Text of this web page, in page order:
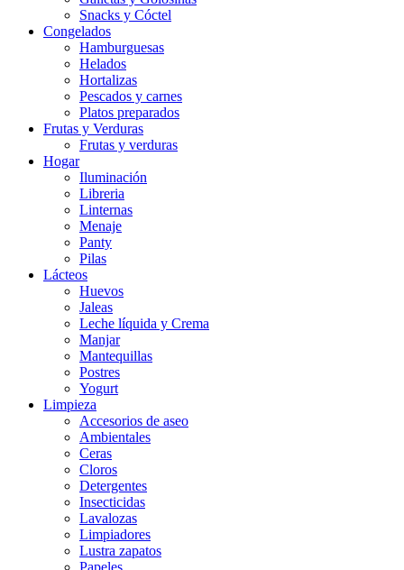
Snacks y Cóctel
Congelados
Hamburguesas
Helados
Hortalizas
Pescados y carnes
Platos preparados
Frutas y Verduras
Frutas y verduras
Hogar
Iluminación
Libreria
Linternas
Menaje
Panty
Pilas
Lácteos
Huevos
Jaleas
Leche líquida y Crema
Manjar
Mantequillas
Postres
Yogurt
Limpieza
Accesorios de aseo
Ambientales
Ceras
Cloros
Detergentes
Insecticidas
Lavalozas
Limpiadores
Lustra zapatos
Papeles